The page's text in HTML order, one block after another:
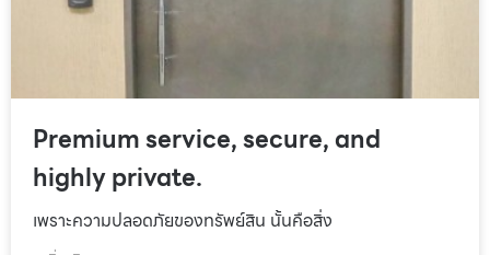
Premium service, secure, and
highly private.
เพราะความปลอดภัยของทรัพย์สิน นั้นคือสิ่ง